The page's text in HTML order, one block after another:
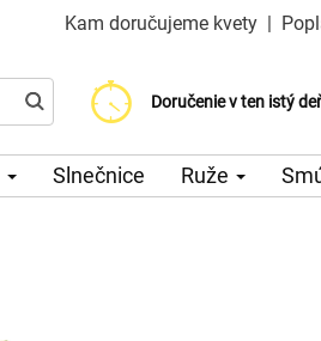
Kam doručujeme kvety |
Doručenie v ten istý
Poplatok za doručenie
Vyberte si dátum
Slnečnice Ruže